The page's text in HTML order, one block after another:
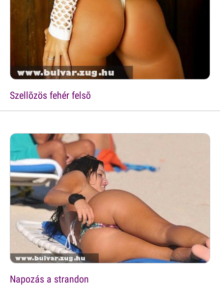
Szellõzös fehér felsõ
Napozás a strandon